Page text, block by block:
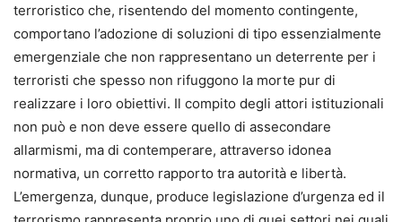
terroristico che, risentendo del momento contingente,
comportano l’adozione di soluzioni di tipo essenzialmente
emergenziale che non rappresentano un deterrente per i
terroristi che spesso non rifuggono la morte pur di
realizzare i loro obiettivi. Il compito degli attori istituzionali
non può e non deve essere quello di assecondare
allarmismi, ma di contemperare, attraverso idonea
normativa, un corretto rapporto tra autorità e libertà.
L’emergenza, dunque, produce legislazione d’urgenza ed il